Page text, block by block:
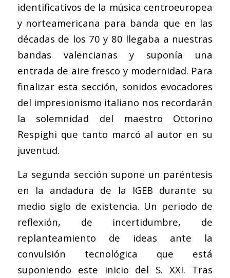
identificativos de la música centroeuropea
y norteamericana para banda que en las
décadas de los 70 y 80 llegaba a nuestras
bandas valencianas y suponía una
entrada de aire fresco y modernidad. Para
finalizar esta sección, sonidos evocadores
del impresionismo italiano nos recordarán
la solemnidad del maestro Ottorino
Respighi que tanto marcó al autor en su
juventud.
La segunda sección supone un paréntesis
en la andadura de la IGEB durante su
medio siglo de existencia. Un periodo de
reflexión, de incertidumbre, de
replanteamiento de ideas ante la
convulsión tecnológica que está
suponiendo este inicio del S. XXI. Tras